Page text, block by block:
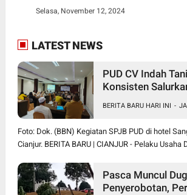
Selasa, November 12, 2024
LATEST NEWS
PUD CV Indah
Konsisten
BERITA BARU HARI INI -
Foto: Dok. (BBN) Kegiatan SPJB PUD di hotel
Cianjur. BERITA BARU | CIANJUR - Pelaku Usaha
Pasca Muncul
Penyerobotan,